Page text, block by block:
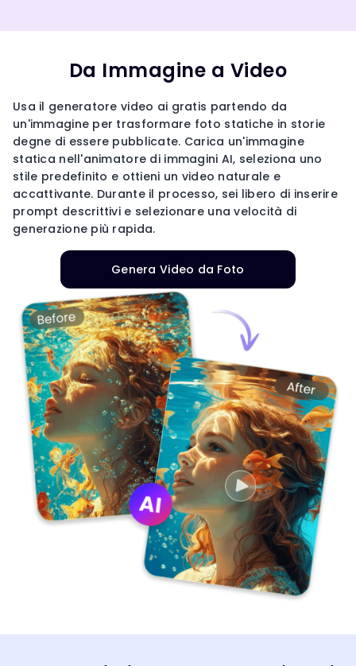
Da Immagine a Video
Usa il generatore video ai gratis partendo da
un'immagine per trasformare foto statiche in storie
degne di essere pubblicate. Carica un'immagine
statica nell'animatore di immagini AI, seleziona uno
stile predefinito e ottieni un video naturale e
accattivante. Durante il processo, sei libero di inserire
prompt descrittivi e selezionare una velocità di
generazione più rapida.
Genera Video da Foto